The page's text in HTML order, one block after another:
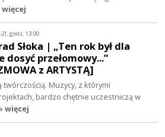
więcej
21, godz. 13:00
Słoka | „Ten rok był dla
dosyć przełomowy...”
z ARTYSTĄ]
twórczością. Muzycy, z którymi
bardzo chętnie uczestniczą w
więcej